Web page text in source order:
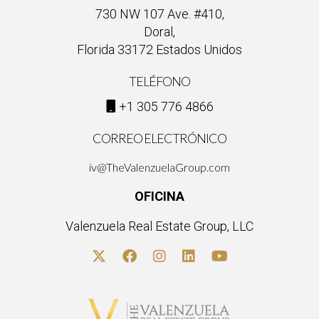
730 NW 107 Ave. #410,
Doral,
Florida 33172 Estados Unidos
TELÉFONO
+1 305 776 4866
CORREO ELECTRÓNICO
iv@TheValenzuelaGroup.com
OFICINA
Valenzuela Real Estate Group, LLC